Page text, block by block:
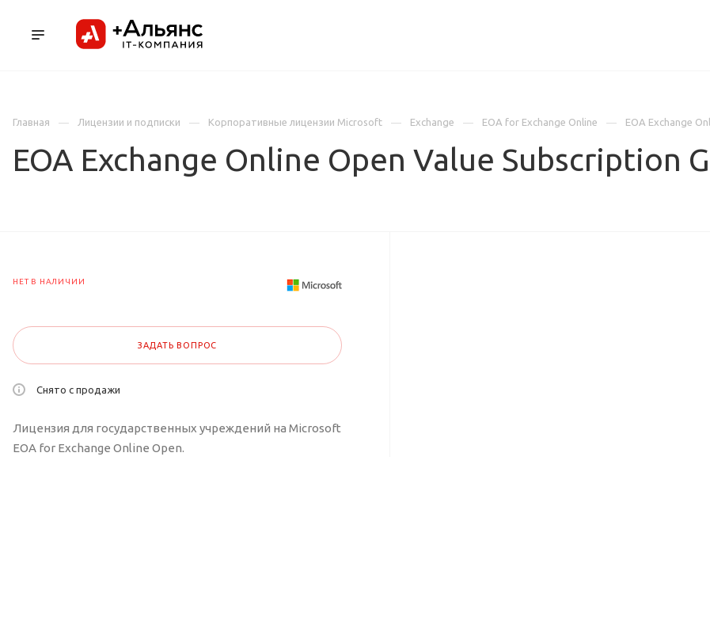
Главная
Лицензии и подписки Корпоративные лицензии Microsoft Exchange EOA for Exchange Online EOA Exchange
EOA Exchange Online Open Value Subscription
НЕТ В НАЛИЧИИ
ЗАДАТЬ ВОПРОС
Снято с продажи
Лицензия для государственных учреждений на Microsoft
EOA for Exchange Online Open.